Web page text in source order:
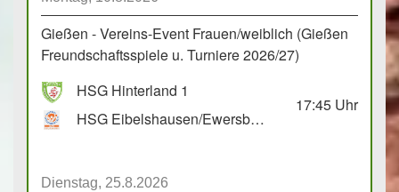
Gießen - Vereins-Event Frauen/weiblich (Gießen
Freundschaftsspiele u. Turniere 2026/27)
HSG Hinterland 1
HSG Eibelshausen/Ewersbach GbR 2
17:45 Uhr
Dienstag, 25.8.2026